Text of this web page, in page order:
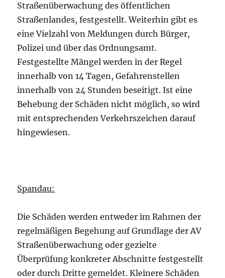
Straßenüberwachung des öffentlichen
Straßenlandes, festgestellt. Weiterhin gibt es
eine Vielzahl von Meldungen durch Bürger,
Polizei und über das Ordnungsamt.
Festgestellte Mängel werden in der Regel
innerhalb von 14 Tagen, Gefahrenstellen
innerhalb von 24 Stunden beseitigt. Ist eine
Behebung der Schäden nicht möglich, so wird
mit entsprechenden Verkehrszeichen darauf
hingewiesen.
Spandau:
Die Schäden werden entweder im Rahmen der
regelmäßigen Begehung auf Grundlage der AV
Straßenüberwachung oder gezielte
Überprüfung konkreter Abschnitte festgestellt
oder durch Dritte gemeldet. Kleinere Schäden